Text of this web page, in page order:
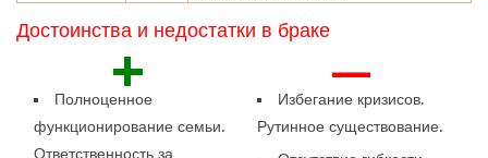
Достоинства и недостатки в браке
+
Полноценное
функционирование семьи.
Ответственность за
—
Избегание кризисов.
Рутинное существование.